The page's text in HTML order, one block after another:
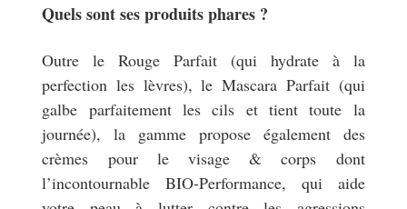
Quels sont ses produits phares ?
Outre le Rouge Parfait (qui hydrate à la
perfection les lèvres), le Mascara Parfait (qui
galbe parfaitement les cils et tient toute la
journée), la gamme propose également des
crèmes pour le visage & corps dont
l’incontournable BIO-Performance, qui aide